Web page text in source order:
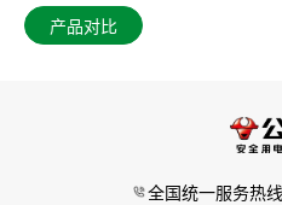
产品对比
全国统一服务热